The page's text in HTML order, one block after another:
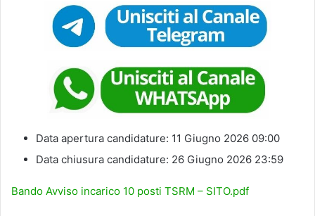
Data apertura candidature: 11 Giugno 2026 09:00
Data chiusura candidature: 26 Giugno 2026 23:59
Bando Avviso incarico 10 posti TSRM – SITO.pdf